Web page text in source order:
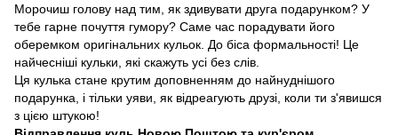
Морочиш голову над тим, як здивувати друга подарунком? У
тебе гарне почуття гумору? Саме час порадувати його
оберемком оригінальних кульок. До біса формальності! Це
найчесніші кульки, які скажуть усі без слів.
Ця кулька стане крутим доповненням до найнуднішого
подарунка, і тільки уяви, як відреагують друзі, коли ти з'явишся
з цією штукою!